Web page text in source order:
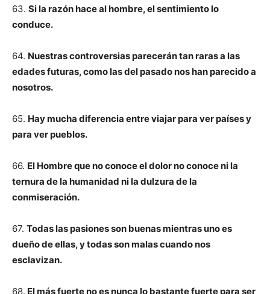
63. Si la razón hace al hombre, el sentimiento lo
conduce.
64. Nuestras controversias parecerán tan raras a las
edades futuras, como las del pasado nos han parecido a
nosotros.
65. Hay mucha diferencia entre viajar para ver países y
para ver pueblos.
66. El Hombre que no conoce el dolor no conoce ni la
ternura de la humanidad ni la dulzura de la
conmiseración.
67. Todas las pasiones son buenas mientras uno es
dueño de ellas, y todas son malas cuando nos
esclavizan.
68. El más fuerte no es nunca lo bastante fuerte para ser